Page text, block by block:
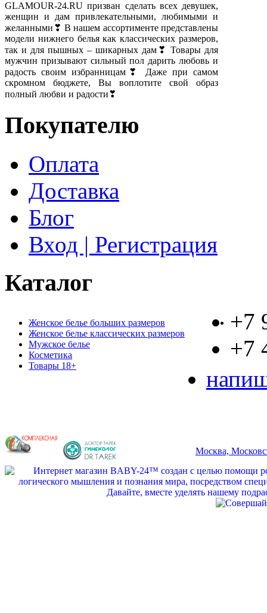
GLAMOUR-24.RU призван сделать всех девушек,
женщин и дам привлекательными, любимыми и
желанными❣ В нашем ассортименте представлены
модели нижнего белья как классических размеров,
так и для пышных – шикарных дам❣ Товары для
мужчин призывают сильный пол дарить любовь и
радость своим избранницам❣ Даже при самом
скромном бюджете, Вы воплотите свой образ
полный любви и радости❣
Покупателю
Оплата
Доставка
Блог
Вход | Регистрация
Каталог
Женское белье больших размеров
Женское белье классических размеров
Мужское белье
Косметика
Товары 18+
+7
+7
Москва,